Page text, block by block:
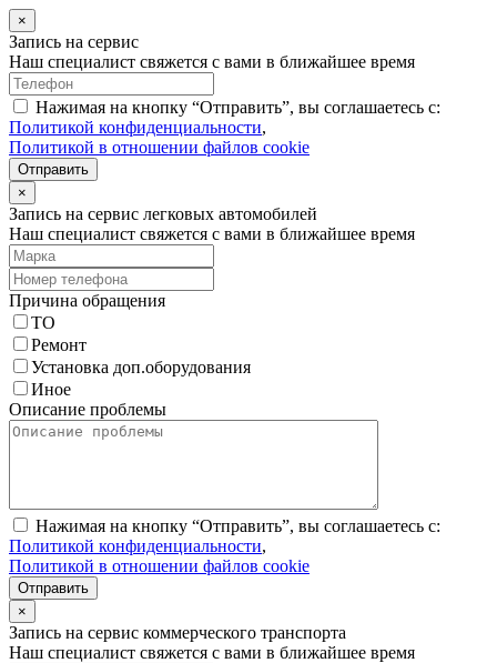
×
Запись на сервис
Наш специалист свяжется с вами в ближайшее время
Нажимая на кнопку “Отправить”, вы соглашаетесь с:
Политикой конфиденциальности,
Политикой в отношении файлов cookie
Отправить
×
Запись на сервис легковых автомобилей
Наш специалист свяжется с вами в ближайшее время
Причина обращения
ТО
Ремонт
Установка доп.оборудования
Иное
Описание проблемы
Нажимая на кнопку “Отправить”, вы соглашаетесь с:
Политикой конфиденциальности,
Политикой в отношении файлов cookie
Отправить
×
Запись на сервис коммерческого транспорта
Наш специалист свяжется с вами в ближайшее время